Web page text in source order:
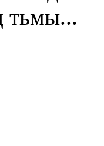
тьмы...